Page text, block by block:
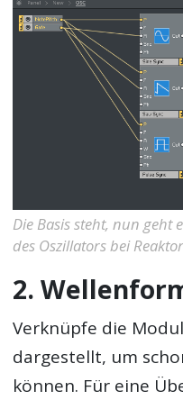
Die Basis steht, nun geht
des Oszillators bei
2.
Verknüpfe die
dargestellt, um
können. Für eine